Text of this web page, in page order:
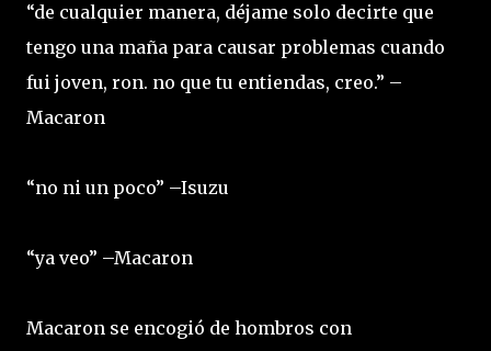
“de cualquier manera, déjame solo decirte que
tengo una maña para causar problemas cuando
fui joven, ron. no que tu entiendas, creo.” –
Macaron
“no ni un poco” –Isuzu
“ya veo” –Macaron
Macaron se encogió de hombros con